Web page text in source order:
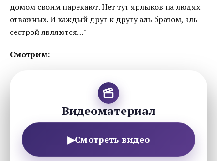
домом своим нарекают. Нет тут ярлыков на людях
отважных. И каждый друг к другу аль братом, аль
сестрой являются…"
Смотрим:
Видеоматериал
▶Смотреть видео